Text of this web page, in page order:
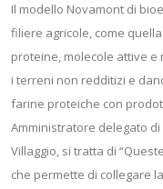
Il modello Novamont di
filiere agricole, come
proteine, molecole attive
i terreni non redditizi e
farine proteiche con
Amministratore delegato
Villaggio, si tratta di
che permette di collegare